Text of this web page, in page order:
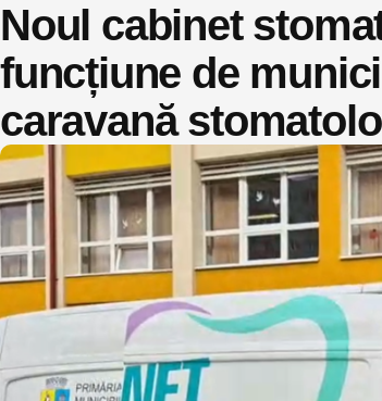
Noul cabinet
funcțiune de
caravană